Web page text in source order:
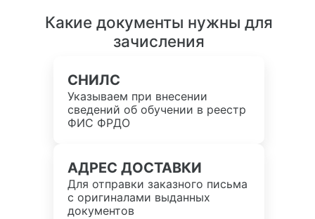
Какие документы нужны для
зачисления
СНИЛС
Указываем при внесении
сведений об обучении в реестр
ФИС ФРДО
АДРЕС ДОСТАВКИ
Для отправки заказного письма
с оригиналами выданных
документов